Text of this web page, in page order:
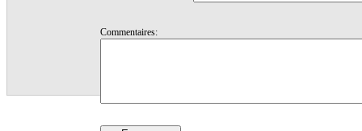
Commentaires: